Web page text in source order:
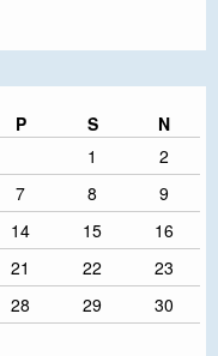
P S
N
1
2
7 8
9
14 15
16
21 22
23
28 29
30